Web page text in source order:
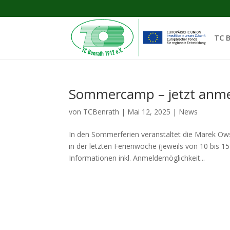
TC
Sommercamp – jetzt
von TCBenrath | Mai 12, 2025 | News
In den Sommerferien veranstaltet die Marek
in der letzten Ferienwoche (jeweils von 10 bis
Informationen inkl. Anmeldemöglichkeit...